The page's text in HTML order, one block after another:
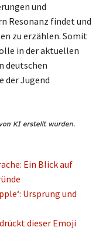
und
Resonanz findet und
zu erzählen. Somit
in der aktuellen
deutschen
der Jugend
Ein Blick auf
Ursprung und
dieser Emoji